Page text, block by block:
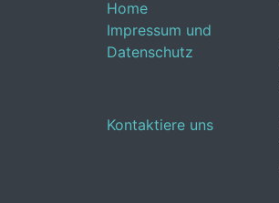
Home
Impressum und
Datenschutz
Kontaktiere uns